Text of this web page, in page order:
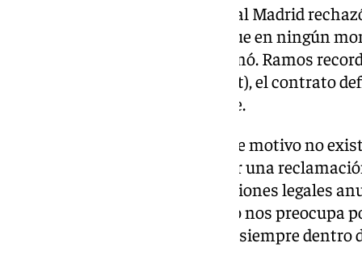
El exdefensa del Sevilla y del Real Madrid
«Estamos muy tranquilos porque en ningún
ningún término de la LOI», afirmó. Ramos
SPA (Share Purchase Agreement), el contrato
acciones, nunca llegó a firmarse.
«El SPA no se ha firmado. Por ese motivo no
contractual que pueda justificar una
Preguntado por las posibles acciones legales
respondió con tranquilidad. «No nos preocupa
muy tranquila. Hemos actuado siempre dentro